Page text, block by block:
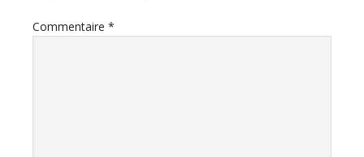
Commentaire *